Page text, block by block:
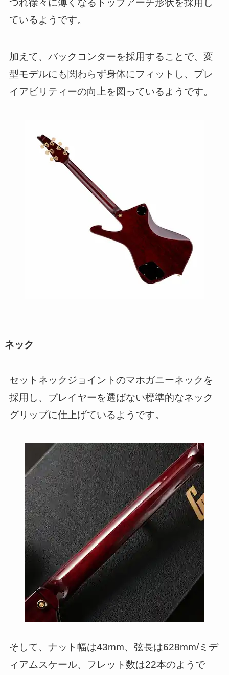
つれ徐々に薄くなるトップアーチ形状を採用し
ているようです。
加えて、バックコンターを採用することで、変
型モデルにも関わらず身体にフィットし、プレ
イアビリティーの向上を図っているようです。
ネック
セットネックジョイントのマホガニーネックを
採用し、プレイヤーを選ばない標準的なネック
グリップに仕上げているようです。
そして、ナット幅は43mm、弦長は628mm/ミデ
ィアムスケール、フレット数は22本のようで